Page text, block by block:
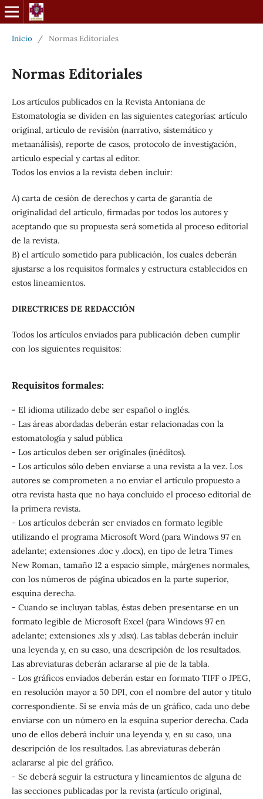
Inicio / Normas Editoriales
Normas Editoriales
Los artículos publicados en la Revista Antoniana de
Estomatología se dividen en las siguientes categorías: artículo
original, artículo de revisión (narrativo, sistemático y
metaanálisis), reporte de casos, protocolo de investigación,
artículo especial y cartas al editor.
Todos los envíos a la revista deben incluir:
A) carta de cesión de derechos y carta de garantía de
originalidad del artículo, firmadas por todos los autores y
aceptando que su propuesta será sometida al proceso editorial
de la revista.
B) el artículo sometido para publicación, los cuales deberán
ajustarse a los requisitos formales y estructura establecidos en
estos lineamientos.
DIRECTRICES DE REDACCIÓN
Todos los artículos enviados para publicación deben cumplir
con los siguientes requisitos:
Requisitos formales:
- El idioma utilizado debe ser español o inglés.
- Las áreas abordadas deberán estar relacionadas con la
estomatología y salud pública
- Los artículos deben ser originales (inéditos).
- Los artículos sólo deben enviarse a una revista a la vez. Los
autores se comprometen a no enviar el artículo propuesto a
otra revista hasta que no haya concluido el proceso editorial de
la primera revista.
- Los artículos deberán ser enviados en formato legible
utilizando el programa Microsoft Word (para Windows 97 en
adelante; extensiones .doc y .docx), en tipo de letra Times
New Roman, tamaño 12 a espacio simple, márgenes normales,
con los números de página ubicados en la parte superior,
esquina derecha.
- Cuando se incluyan tablas, éstas deben presentarse en un
formato legible de Microsoft Excel (para Windows 97 en
adelante; extensiones .xls y .xlsx). Las tablas deberán incluir
una leyenda y, en su caso, una descripción de los resultados.
Las abreviaturas deberán aclararse al pie de la tabla.
- Los gráficos enviados deberán estar en formato TIFF o JPEG,
en resolución mayor a 50 DPI, con el nombre del autor y título
correspondiente. Si se envía más de un gráfico, cada uno debe
enviarse con un número en la esquina superior derecha. Cada
uno de ellos deberá incluir una leyenda y, en su caso, una
descripción de los resultados. Las abreviaturas deberán
aclararse al pie del gráfico.
- Se deberá seguir la estructura y lineamientos de alguna de
las secciones publicadas por la revista (artículo original,